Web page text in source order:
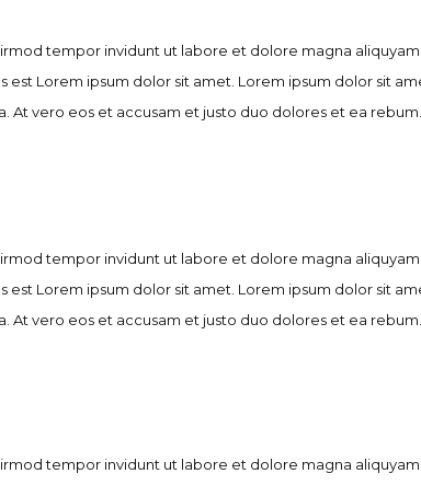
tempor invidunt ut labore et dolore magna
Lorem ipsum dolor sit amet. Lorem ipsum dolor sit
vero eos et accusam et justo duo dolores et ea
tempor invidunt ut labore et dolore magna
Lorem ipsum dolor sit amet. Lorem ipsum dolor sit
vero eos et accusam et justo duo dolores et ea
tempor invidunt ut labore et dolore magna